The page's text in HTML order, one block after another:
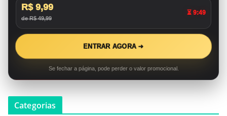
R$ 9,99
de R$ 49,99
⏳ 9:48
ENTRAR AGORA ➜
Se fechar a página, pode perder o valor promocional.
Categorias